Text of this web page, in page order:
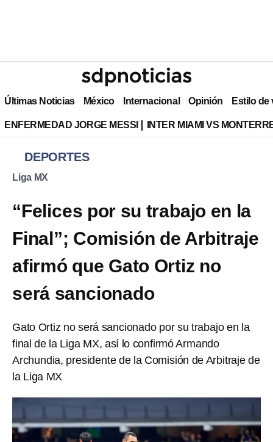
Últimas Noticias México Internacional Opinión Estilo de
ENFERMEDAD JORGE MESSI INTER MIAMI VS
DEPORTES
Liga MX
“Felices por su trabajo en la
Final”; Comisión de Arbitraje
afirmó que Gato Ortiz no
será sancionado
Gato Ortiz no será sancionado por su trabajo en la
final de la Liga MX, así lo confirmó Armando
Archundia, presidente de la Comisión de Arbitraje de
la Liga MX